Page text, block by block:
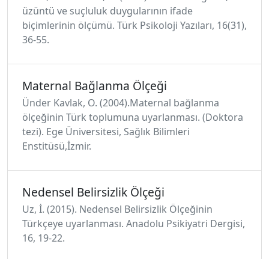
üzüntü ve suçluluk duygularının ifade
biçimlerinin ölçümü. Türk Psikoloji Yazıları, 16(31),
36-55.
Maternal Bağlanma Ölçeği
Ünder Kavlak, O. (2004).Maternal bağlanma
ölçeğinin Türk toplumuna uyarlanması. (Doktora
tezi). Ege Üniversitesi, Sağlık Bilimleri
Enstitüsü,İzmir.
Nedensel Belirsizlik Ölçeği
Uz, İ. (2015). Nedensel Belirsizlik Ölçeğinin
Türkçeye uyarlanması. Anadolu Psikiyatri Dergisi,
16, 19-22.